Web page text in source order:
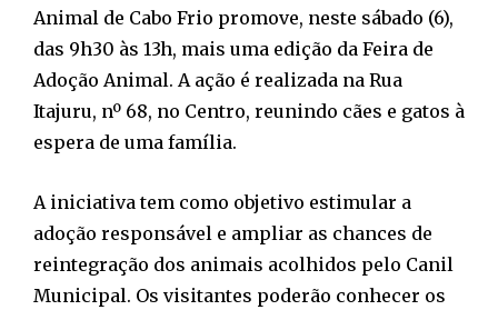
Animal de Cabo Frio promove, neste sábado (6),
das 9h30 às 13h, mais uma edição da Feira de
Adoção Animal. A ação é realizada na Rua
Itajuru, nº 68, no Centro, reunindo cães e gatos à
espera de uma família.
A iniciativa tem como objetivo estimular a
adoção responsável e ampliar as chances de
reintegração dos animais acolhidos pelo Canil
Municipal. Os visitantes poderão conhecer os